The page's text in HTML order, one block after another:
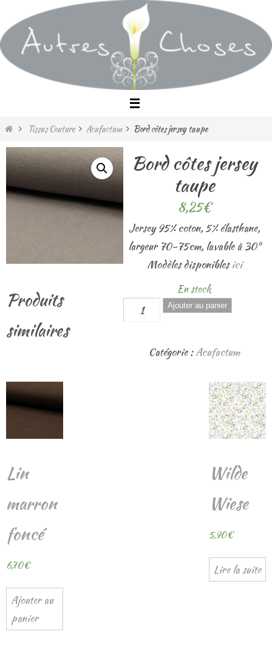
vers
le
contenu
HomeTissus Couture Acufactum Bord côtes jersey taupe
Bord côtes jersey
taupe
8,25€
Jersey 95% coton, 5% élasthane,
largeur 70-75cm, lavable à 30°
Modèles disponiblesici
En stock
quantité
de
Ajouter au panier
Catégorie :Acufactum
Produits
similaires
Lin
marron
foncé
6,70€
Ajouter au
panier
Wilde
Wiese
5,90€
Lire la suite